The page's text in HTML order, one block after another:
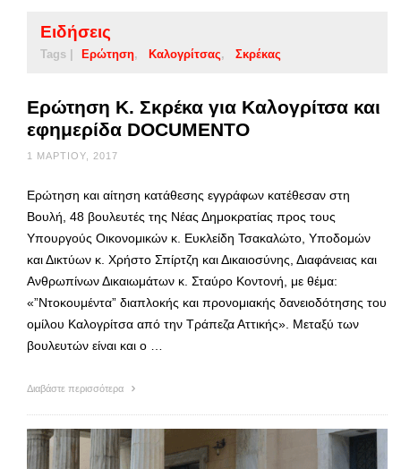
Ειδήσεις
Tags | Ερώτηση Καλογρίτσας Σκρέκας
Ερώτηση Κ. Σκρέκα για Καλογρίτσα και
εφημερίδα DOCUMENTO
1 ΜΑΡΤΊΟΥ, 2017
Ερώτηση και αίτηση κατάθεσης εγγράφων κατέθεσαν στη
Βουλή, 48 βουλευτές της Νέας Δημοκρατίας προς τους
Υπουργούς Οικονομικών κ. Ευκλείδη Τσακαλώτο, Υποδομών
και Δικτύων κ. Χρήστο Σπίρτζη και Δικαιοσύνης, Διαφάνειας και
Ανθρωπίνων Δικαιωμάτων κ. Σταύρο Κοντονή, με θέμα:
«”Ντοκουμέντα” διαπλοκής και προνομιακής δανειοδότησης του
ομίλου Καλογρίτσα από την Τράπεζα Αττικής». Μεταξύ των
βουλευτών είναι και ο …
Διαβάστε περισσότερα